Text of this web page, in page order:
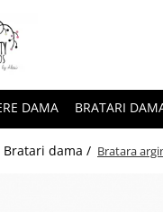
DAMA BRATARI
Bratari dama / Bratara